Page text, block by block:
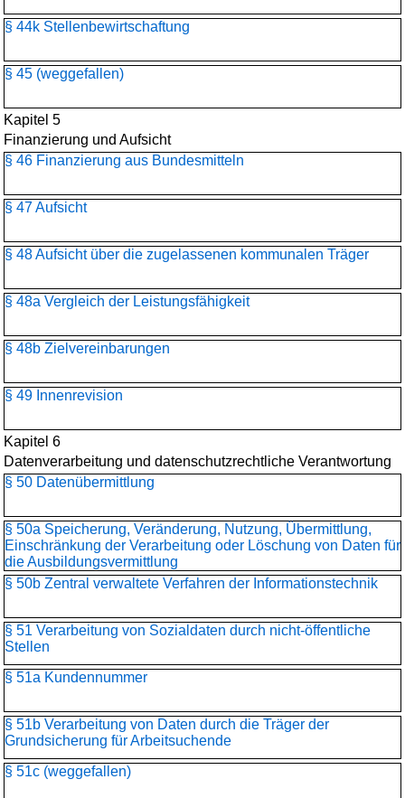
§ 44k Stellenbewirtschaftung
§ 45 (weggefallen)
Kapitel 5
Finanzierung und Aufsicht
§ 46 Finanzierung aus Bundesmitteln
§ 47 Aufsicht
§ 48 Aufsicht über die zugelassenen kommunalen Träger
§ 48a Vergleich der Leistungsfähigkeit
§ 48b Zielvereinbarungen
§ 49 Innenrevision
Kapitel 6
Datenverarbeitung und datenschutzrechtliche Verantwortung
§ 50 Datenübermittlung
§ 50a Speicherung, Veränderung, Nutzung, Übermittlung,
Einschränkung der Verarbeitung oder Löschung von Daten für
die Ausbildungsvermittlung
§ 50b Zentral verwaltete Verfahren der Informationstechnik
§ 51 Verarbeitung von Sozialdaten durch nicht-öffentliche
Stellen
§ 51a Kundennummer
§ 51b Verarbeitung von Daten durch die Träger der
Grundsicherung für Arbeitsuchende
§ 51c (weggefallen)